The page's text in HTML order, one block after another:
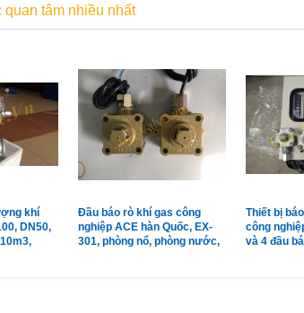
tâm nhiều nhất
khí
DN50,
Đầu báo rò khí gas công
nghiệp ACE hàn Quốc, EX-
301, phòng nổ, phòng nước,
Thiết bị
công
và 4 đầu